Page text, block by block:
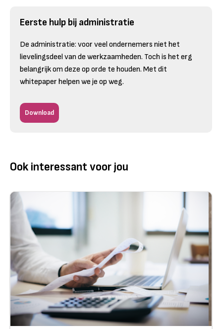
Eerste hulp bij administratie
De administratie: voor veel ondernemers niet het
lievelingsdeel van de werkzaamheden. Toch is het erg
belangrijk om deze op orde te houden. Met dit
whitepaper helpen we je op weg.
Download
Ook interessant voor jou